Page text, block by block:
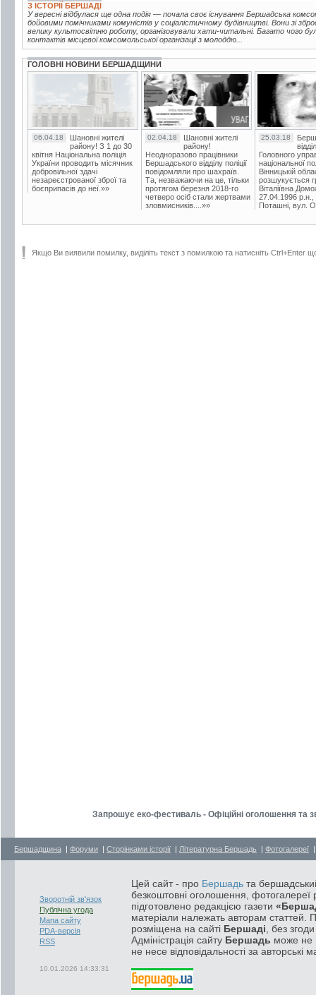
З ІСТОРІЇ БЕРШАДІ
У вересні відбулася ще одна подія — почала своє існування Бершадська
бойовими помічниками комуністів у соціалістичному будівництві. Вони зі
велику культосвітню роботу, організовували хати-читальні. Багато чого
контактів місцевої комсомольської організації з молоддю...
ГОЛОВНІ НОВИНИ БЕРШАДЩИНИ
06.04.18
Шановні жителі
району! З 1 до 30
квітня Національна поліція
України проводить місячник
добровільної здачі
незареєстрованої зброї та
боєприпасів до неї.»»
02.04.18
Шановні жителі
району!
Неодноразово працівники
Бершадського відділу поліції
повідомляли про шахраїв.
Та, незважаючи на це, тільки
протягом березня 2018-го
четверо осіб стали жертвами
зловмисників....»»
25.03.18
Головного
національної
Вінницькій
розшукується
Віталіївна
27.04.1996 р.н.,
Поташні, вул.
Якщо Ви виявили помилку, виділіть текст з помилкою та натисніть Ctrl+Enter
Запрошує еко-фестиваль - Офіційні оголошення та
Бершадщина | Форуми | Сторінками історії | Літературна Бершадь | Фотогалереї
Зворотній зв'язок
Публічна угода
Мапа сайту
PDA-версія
RSS
10.01.2026 14:33:31
Цей сайт - про Бершадь та
безкоштовні оголошення, фотогалереї
підготовлено редакцією газети
матеріали належать авторам статтей.
розміщена на сайті Бершаді , без
Адміністрація сайту Бершадь може не
не несе відповідальності за авторські